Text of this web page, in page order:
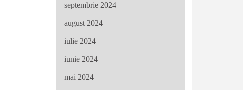
septembrie 2024
august 2024
iulie 2024
iunie 2024
mai 2024